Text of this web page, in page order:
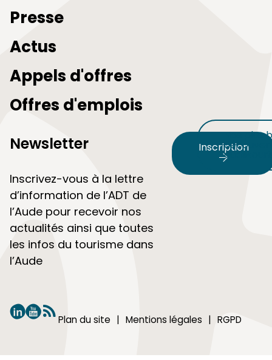
Presse
Actus
Appels d'offres
Offres d'emplois
Newsletter
Inscrivez-vous à la lettre
d’information de l’ADT de
l’Aude pour recevoir nos
actualités ainsi que toutes
les infos du tourisme dans
l’Aude
Inscription
Nos plus
Plan du site Mentions légales RGPD